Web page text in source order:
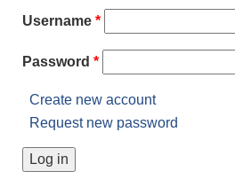
Username *
Password *
Create new account
Request new password